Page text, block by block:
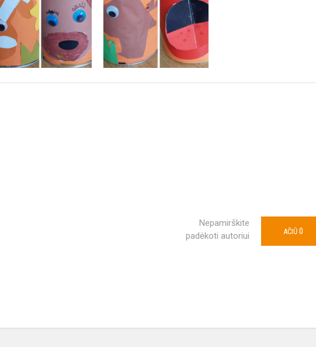
Nepamirškite
padėkoti autoriui
AČIŪ 0